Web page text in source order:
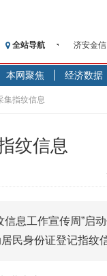
全站导航
记者手
济安金
央行公
基本面
沥青期
恒生聚
济安金
本网聚焦 经济数据
集指纹信息
纹信息
息工作宣传周”启
民身份证登记指纹